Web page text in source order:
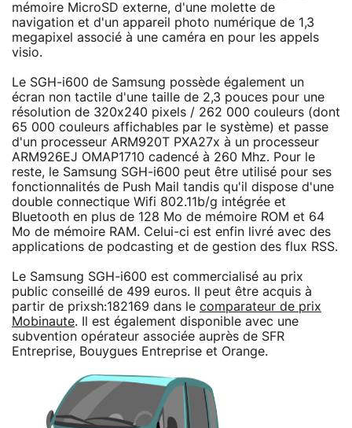
mémoire MicroSD externe, d'une molette de
navigation et d'un appareil photo numérique de 1,3
megapixel associé à une caméra en pour les appels
visio.
Le SGH-i600 de Samsung possède également un
écran non tactile d'une taille de 2,3 pouces pour une
résolution de 320x240 pixels / 262 000 couleurs (dont
65 000 couleurs affichables par le système) et passe
d'un processeur ARM920T PXA27x à un processeur
ARM926EJ OMAP1710 cadencé à 260 Mhz. Pour le
reste, le Samsung SGH-i600 peut être utilisé pour ses
fonctionnalités de Push Mail tandis qu'il dispose d'une
double connectique Wifi 802.11b/g intégrée et
Bluetooth en plus de 128 Mo de mémoire ROM et 64
Mo de mémoire RAM. Celui-ci est enfin livré avec des
applications de podcasting et de gestion des flux RSS.
Le Samsung SGH-i600 est commercialisé au prix
public conseillé de 499 euros. Il peut être acquis à
partir de prixsh:182169 dans le comparateur de prix
Mobinaute. Il est également disponible avec une
subvention opérateur associée auprès de SFR
Entreprise, Bouygues Entreprise et Orange.